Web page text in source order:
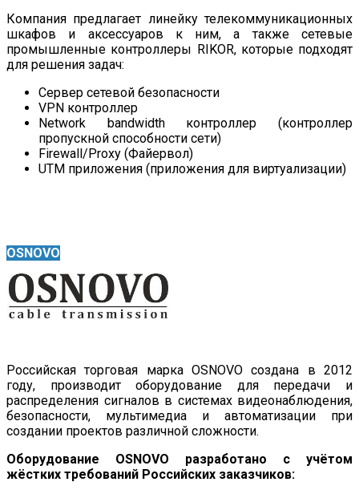
Компания предлагает линейку телекоммуникационных
шкафов и аксессуаров к ним, а также сетевые
промышленные контроллеры RIKOR, которые подходят
для решения задач:
Сервер сетевой безопасности
VPN контроллер
Network bandwidth контроллер (контроллер
пропускной способности сети)
Firewall/Proxy (Файервол)
UTM приложения (приложения для виртуализации)
OSNOVO
Российская торговая марка OSNOVO создана в 2012
году, производит оборудование для передачи и
распределения сигналов в системах видеонаблюдения,
безопасности, мультимедиа и автоматизации при
создании проектов различной сложности.
Оборудование OSNOVO разработано с учётом
жёстких требований Российских заказчиков: